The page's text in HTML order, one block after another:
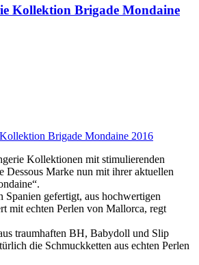
Kollektion Brigade Mondaine
Kollektionen mit stimulierenden
Dessous Marke nun mit ihrer aktuellen
gefertigt, aus hochwertigen
mit echten Perlen von Mallorca, regt
traumhaften BH, Babydoll und Slip
die Schmuckketten aus echten Perlen